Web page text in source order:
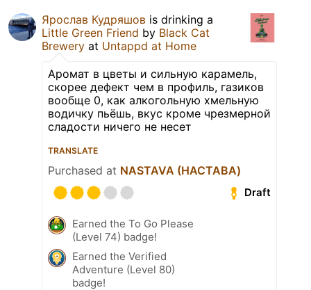
Ярослав Кудряшов is drinking a
Little Green Friend by Black Cat
Brewery at Untappd at Home
Аромат в цветы и сильную карамель,
скорее дефект чем в профиль, газиков
вообще 0, как алкогольную хмельную
водичку пьёшь, вкус кроме чрезмерной
сладости ничего не несет
TRANSLATE
Purchased at NASTAVA (НАСТАВА)
Draft
Earned the To Go Please
(Level 74) badge!
Earned the Verified
Adventure (Level 80)
badge!